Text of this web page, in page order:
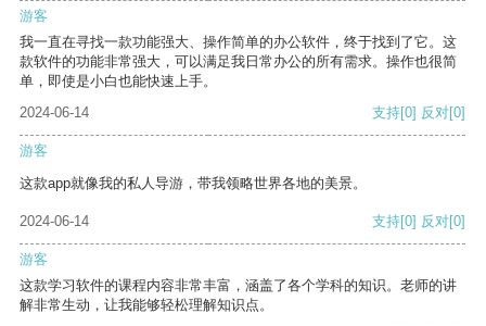
游客
我一直在寻找一款功能强大、操作简单的办公软件，终于找到了它。这
款软件的功能非常强大，可以满足我日常办公的所有需求。操作也很简
单，即使是小白也能快速上手。
2024-06-14
支持[0] 反对[0]
游客
这款app就像我的私人导游，带我领略世界各地的美景。
2024-06-14 支持[0] 反对[0]
游客
这款学习软件的课程内容非常丰富，涵盖了各个学科的知识。老师的讲
解非常生动，让我能够轻松理解知识点。